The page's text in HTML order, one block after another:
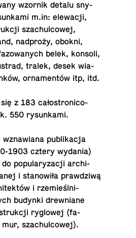
wzornik detalu sny­
m.​in: ele­wa­cji,
sza­chul­co­wej,
nad­pro­ży, obokni,
belek, konsoli,
tralek, desek wia­
or­na­men­tów itp, itd.
się z 183 ca­ło­stro­ni­co­
550 rysunkami.
wzna­wia­na pu­bli­ka­cja
1903 cztery wydania)
do po­pu­la­ry­za­cji ar­chi­
i sta­no­wi­ła praw­dzi­wą
i rze­mieśl­ni­
budynki drew­nia­ne
ry­glo­wej (fa­
szachulcowej).